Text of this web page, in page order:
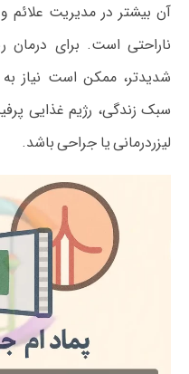
آن بیشتر در مدیریت
ناراحتی است. برای درمان
شدیدتر، ممکن است نیاز به
سبک زندگی، رژیم غذایی
لیزردرمانی یا جراحی باشد.